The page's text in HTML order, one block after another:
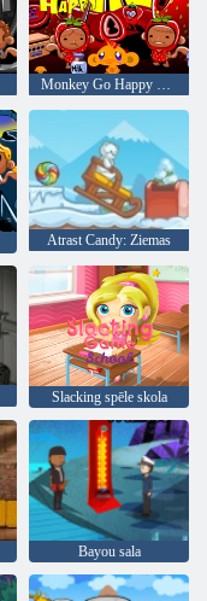
Monkey Go Happy Stage 1060
Atrast Candy: Ziemas
Slacking spēle skola
Bayou sala